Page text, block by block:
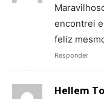
encontrei
feliz
Responder
Hellem